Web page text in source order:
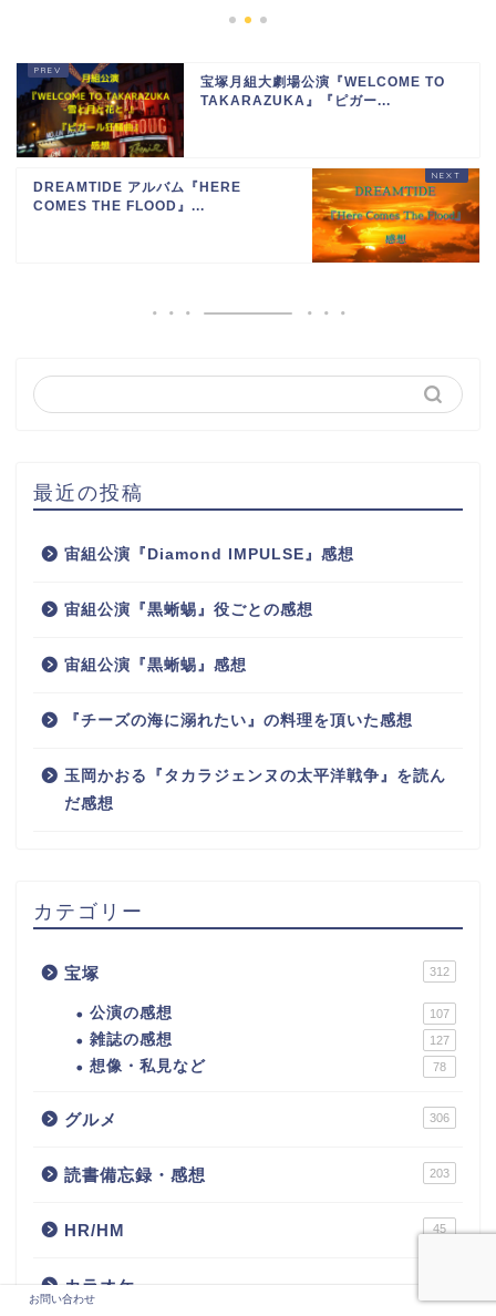
宝塚月組大劇場公演『WELCOME TO
TAKARAZUKA』『ピガー...
DREAMTIDE アルバム『HERE
COMES THE FLOOD』...
最近の投稿
宙組公演『Diamond IMPULSE』感想
宙組公演『黒蜥蜴』役ごとの感想
宙組公演『黒蜥蜴』感想
『チーズの海に溺れたい』の料理を頂いた感想
玉岡かおる『タカラジェンヌの太平洋戦争』を読ん
だ感想
カテゴリー
宝塚 312
公演の感想 107
雑誌の感想 127
想像・私見など 78
グルメ 306
読書備忘録・感想 203
HR/HM 45
カラオケ
お問い合わせ